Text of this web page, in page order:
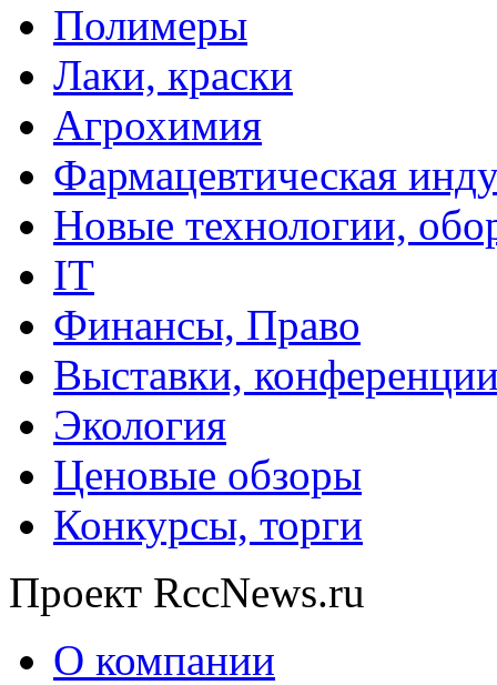
Полимеры
Лаки, краски
Агрохимия
Фармацевтическая
Новые технологии,
IT
Финансы, Право
Выставки,
Экология
Ценовые обзоры
Конкурсы, торги
Проект RccNews.ru
О компании